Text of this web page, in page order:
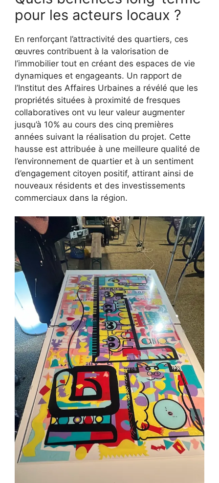
pour les acteurs locaux ?
En renforçant l’attractivité des quartiers, ces
œuvres contribuent à la valorisation de
l’immobilier tout en créant des espaces de vie
dynamiques et engageants. Un rapport de
l’Institut des Affaires Urbaines a révélé que les
propriétés situées à proximité de fresques
collaboratives ont vu leur valeur augmenter
jusqu’à 10% au cours des cinq premières
années suivant la réalisation du projet. Cette
hausse est attribuée à une meilleure qualité de
l’environnement de quartier et à un sentiment
d’engagement citoyen positif, attirant ainsi de
nouveaux résidents et des investissements
commerciaux dans la région.